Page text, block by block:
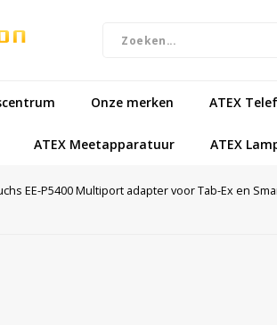
Onze merken ATEX
ATEX Meetapparatuur ATEX
EE-P5400 Multiport adapter voor Tab-Ex en